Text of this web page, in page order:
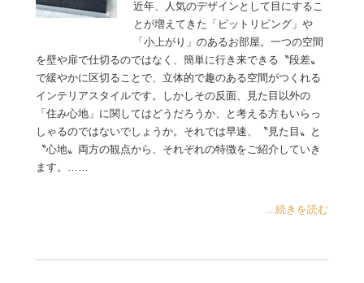
近年、人気のデザインとして目にするこ
とが増えてきた「ピットリビング」や
「小上がり」のあるお部屋。一つの空間
を壁や扉で仕切るのではなく、簡単に行き来できる〝段差〟
で緩やかに区切ることで、立体的で趣のある空間がつくれる
インテリアスタイルです。しかしその反面、見た目以外の
「住み心地」に関してはどうだろうか、と考える方もいらっ
しゃるのではないでしょうか。それでは早速、〝見た目〟と
〝心地〟両方の観点から、それぞれの特徴をご紹介していき
ます。……
...続きを読む